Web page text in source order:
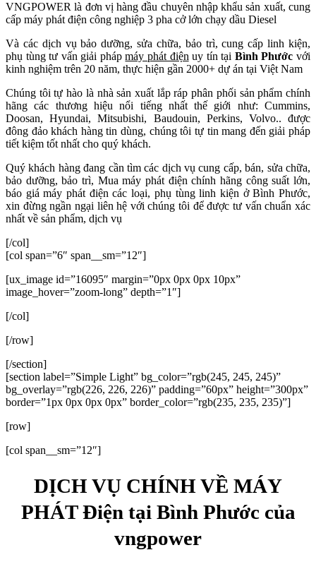
VNGPOWER là đơn vị hàng đầu chuyên nhập khẩu sản xuất, cung
cấp máy phát điện công nghiệp 3 pha cở lớn chạy dầu Diesel
Và các dịch vụ bảo dưỡng, sửa chữa, bảo trì, cung cấp linh kiện,
phụ tùng tư vấn giải phápmáy phát điện uy tín tại Bình Phước với
kinh nghiệm trên 20 năm, thực hiện gần 2000+ dự án tại Việt Nam
Chúng tôi tự hào là nhà sản xuất lắp ráp phân phối sản phẩm chính
hãng các thương hiệu nổi tiếng nhất thế giới như: Cummins,
Doosan, Hyundai, Mitsubishi, Baudouin, Perkins, Volvo.. được
đông đảo khách hàng tin dùng, chúng tôi tự tin mang đến giải pháp
tiết kiệm tốt nhất cho quý khách.
Quý khách hàng đang cần tìm các dịch vụ cung cấp, bán, sửa chữa,
bảo dưỡng, bảo trì, Mua máy phát điện chính hãng công suất lớn,
báo giá máy phát điện các loại, phụ tùng linh kiện ở Bình Phước,
xin đừng ngần ngại liên hệ với chúng tôi để được tư vấn chuẩn xác
nhất về sản phẩm, dịch vụ
[/col]
[col span=”6″ span__sm=”12″]
[ux_image id=”16095″ margin=”0px 0px 0px 10px”
image_hover=”zoom-long” depth=”1″]
[/col]
[/row]
[/section]
[section label=”Simple Light” bg_color=”rgb(245, 245, 245)”
bg_overlay=”rgb(226, 226, 226)” padding=”60px” height=”300px”
border=”1px 0px 0px 0px” border_color=”rgb(235, 235, 235)”]
[row]
[col span__sm=”12″]
DỊCH VỤ CHÍNH VỀ MÁY
PHÁT Điện tại Bình Phước của
vngpower